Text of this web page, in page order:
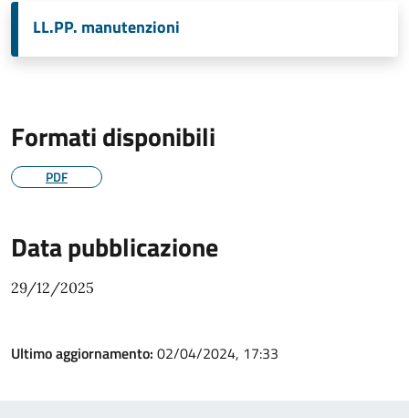
LL.PP. manutenzioni
Formati disponibili
PDF
Data pubblicazione
29/12/2025
Ultimo aggiornamento: 02/04/2024, 17:33